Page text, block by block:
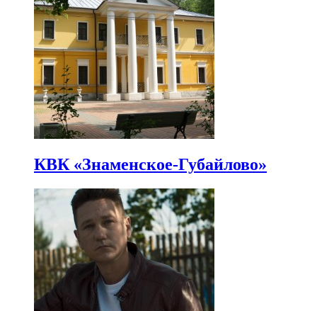
КВК «Знаменское-Губайлово»